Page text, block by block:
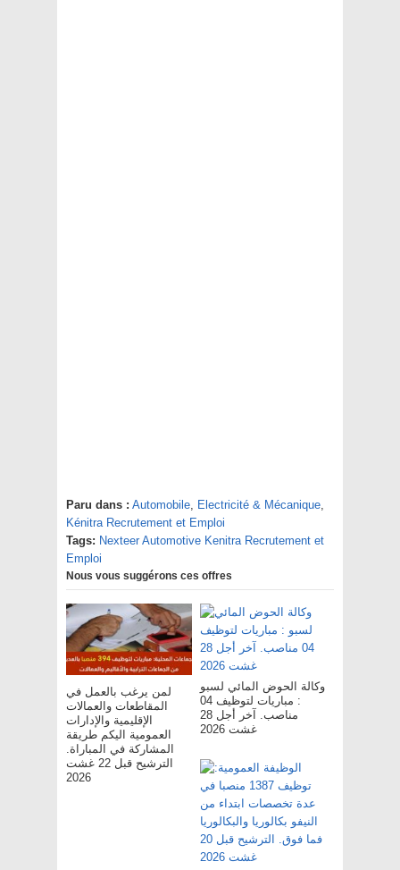
Paru dans : Automobile, Electricité & Mécanique,
Kénitra Recrutement et Emploi
Tags: Nexteer Automotive Kenitra Recrutement et
Emploi
Nous vous suggérons ces offres
لمن يرغب بالعمل في
المقاطعات والعمالات
الإقليمية والإدارات
العمومية اليكم طريقة
المشاركة في المباراة.
الترشيح قبل 22 غشت
2026
وكالة الحوض المائي لسبو
: مباريات لتوظيف 04
مناصب. آخر أجل 28
غشت 2026